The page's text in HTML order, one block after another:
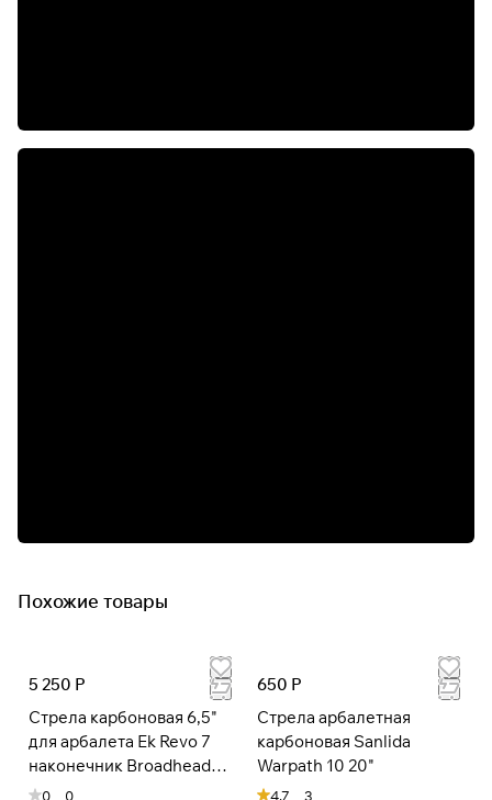
Похожие товары
5 250 Р
Стрела карбоновая 6,5"
для арбалета Ek Revo 7
наконечник Broadhead
(комплект 7 шт.)
0 0
650 Р
Стрела арбалетная
карбоновая Sanlida
Warpath 10 20"
4.7 3